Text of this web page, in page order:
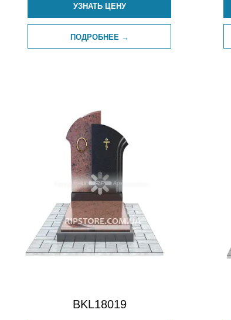
УЗНАТЬ ЦЕНУ
ПОДРОБНЕЕ →
BKL18019